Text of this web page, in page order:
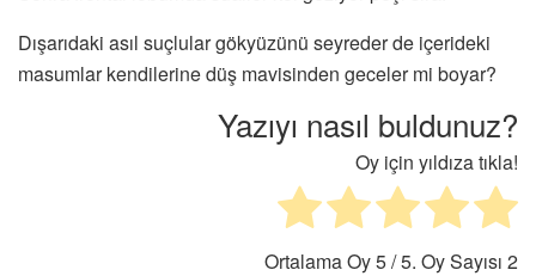
Dışarıdaki asıl suçlular gökyüzünü seyreder de içerideki
masumlar kendilerine düş mavisinden geceler mi boyar?
Yazıyı nasıl buldunuz?
Oy için yıldıza tıkla!
Ortalama Oy5/ 5. Oy Sayısı 2